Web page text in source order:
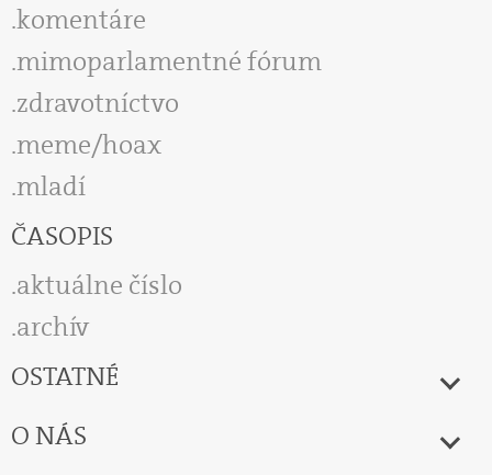
komentáre
mimoparlamentné fórum
zdravotníctvo
meme/hoax
mladí
ČASOPIS
aktuálne číslo
archív
OSTATNÉ
O NÁS